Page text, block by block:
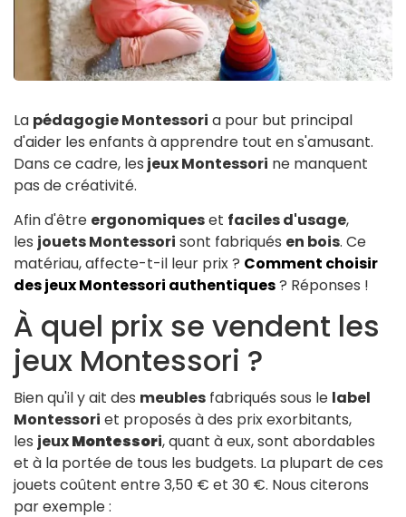
La pédagogie Montessori a pour but principal
d'aider les enfants à apprendre tout en s'amusant.
Dans ce cadre, les jeux Montessori ne manquent
pas de créativité.
Afin d'être ergonomiqueset faciles d'usage,
les jouets Montessori sont fabriqués en bois. Ce
matériau, affecte-t-il leur prix ? Comment choisir
des jeux Montessori authentiques? Réponses !
À quel prix se vendent les
jeux Montessori ?
Bien qu'il y ait des meubles fabriqués sous le label
Montessori et proposés à des prix exorbitants,
les jeuxMontessori, quant à eux, sont abordables
et à la portée de tous les budgets. La plupart de ces
jouets coûtent entre 3,50 € et 30 €. Nous citerons
par exemple :